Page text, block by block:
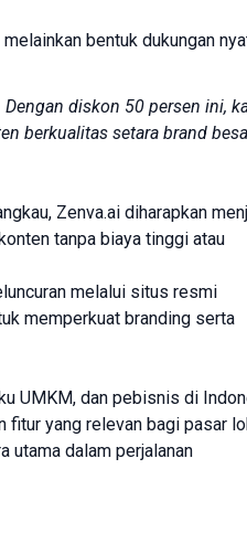
bentuk dukungan
diskon 50 persen ini,
berkualitas setara brand
Zenva.ai diharapkan
tanpa biaya tinggi atau
melalui situs resmi
memperkuat branding serta
UMKM, dan pebisnis di
fitur yang relevan bagi pasar
utama dalam perjalanan